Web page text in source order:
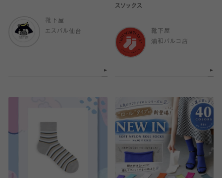
靴下屋
エスパル仙台
スソックス
靴下屋
浦和パルコ店